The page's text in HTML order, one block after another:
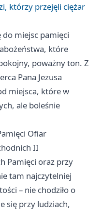
którzy przejęli ciężar
do miejsc pamięci
które
poważny ton. Z
Pana Jezusa
miejsca, które w
ale boleśnie
Ofiar
II
Pamięci oraz przy
tam najczytelniej
– nie chodziło o
się przy ludziach,